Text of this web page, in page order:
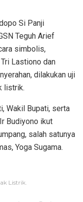
Si Panji
Teguh Arief
simbolis,
Lastiono dan
dilakukan uji
listrik.
Wakil Bupati, serta
Budiyono ikut
salah satunya
Yoga Sugama.
Listrik.